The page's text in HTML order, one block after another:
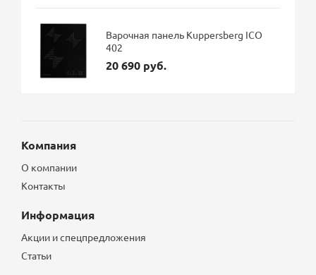
Варочная панель Kuppersberg ICO
402
20 690 руб.
Компания
О компании
Контакты
Информация
Акции и спецпредложения
Статьи